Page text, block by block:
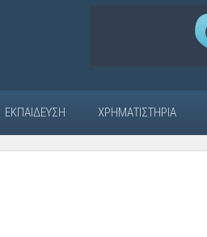
ΕΚΠΑΊΔΕΥΣΗ ΧΡΗΜΑΤΙΣΤΉΡΙΑ